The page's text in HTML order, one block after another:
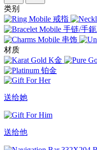
类别
戒指
手链/手鈪
串饰
材质
K金
铂金
送给她
送给他